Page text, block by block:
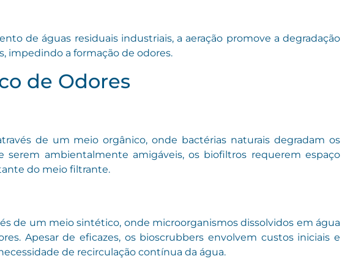
de águas residuais industriais, a aeração promove a degradação
impedindo a formação de odores.
de Odores
de um meio orgânico, onde bactérias naturais degradam os
serem ambientalmente amigáveis, os biofiltros requerem espaço
do meio filtrante.
de um meio sintético, onde microorganismos dissolvidos em água
Apesar de eficazes, os bioscrubbers envolvem custos iniciais e
de recirculação contínua da água.